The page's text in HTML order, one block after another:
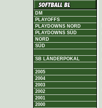
DM
PLAYOFFS
PLAYDOWNS NORD
PLAYDOWNS SÜD
NORD
SÜD
SB LÄNDERPOKAL
2005
2004
2003
2002
2001
2000